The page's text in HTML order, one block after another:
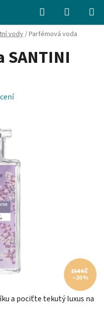
Hledat
KOŠÍK
vody/Parfémová voda
a pociťte tekutý luxus na
SANTINI
154 KČ
–20 %